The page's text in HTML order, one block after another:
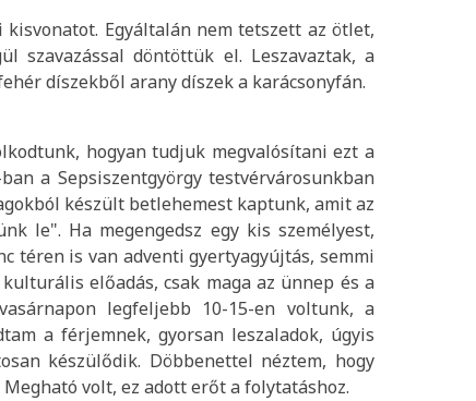
Egyáltalán nem tetszett az ötlet,
szavazással döntöttük el. Leszavaztak, a
díszekből arany díszek a karácsonyfán.
hogyan tudjuk megvalósítani ezt a
a Sepsiszentgyörgy testvérvárosunkban
készült betlehemest kaptunk, amit az
le". Ha megengedsz egy kis személyest,
téren is van adventi gyertyagyújtás, semmi
előadás, csak maga az ünnep és a
legfeljebb 10-15-en voltunk, a
a férjemnek, gyorsan leszaladok, úgyis
készülődik. Döbbenettel néztem, hogy
volt, ez adott erőt a folytatáshoz.